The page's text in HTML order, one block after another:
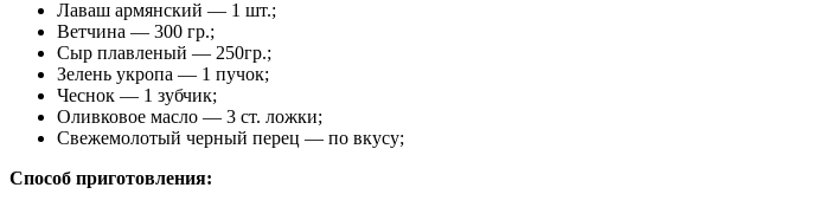
Лаваш армянский — 1 шт.;
Ветчина — 300 гр.;
Сыр плавленый — 250гр.;
Зелень укропа — 1 пучок;
Чеснок — 1 зубчик;
Оливковое масло — 3 ст. ложки;
Свежемолотый черный перец — по вкусу;
Способ приготовления: